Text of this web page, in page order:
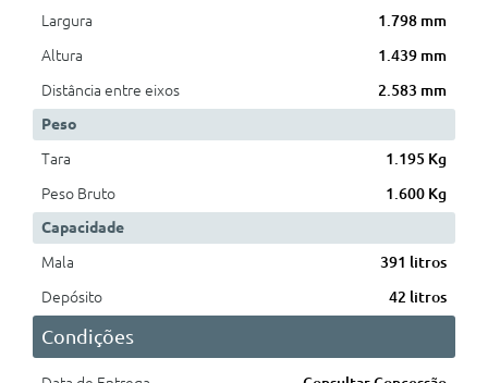
Largura
1.798 mm
Altura
1.439 mm
Distância entre eixos
2.583 mm
Peso
Tara
1.195 Kg
Peso Bruto
1.600 Kg
Capacidade
Mala
391 litros
Depósito
42 litros
Condições